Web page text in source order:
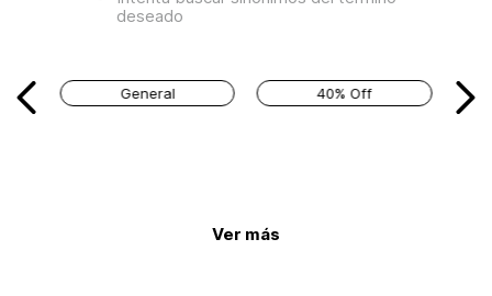
deseado
General 40% Off
Ver más